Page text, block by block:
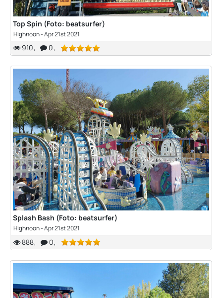
Top Spin (Foto: beatsurfer)
Highnoon-Apr 21st 2021
910 0
Splash Bash (Foto: beatsurfer)
Highnoon-Apr 21st 2021
888 0